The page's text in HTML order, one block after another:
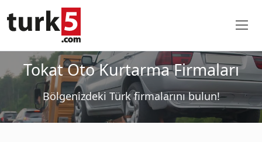
Tokat Oto Kurtarma Firmaları
Bölgenizdeki Türk firmalarını bulun!